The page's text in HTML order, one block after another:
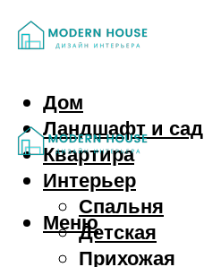
Дом
Ландшафт и сад
Квартира
Интерьер
Спальня
Детская
Прихожая
Меню